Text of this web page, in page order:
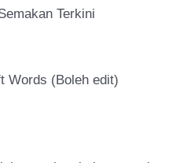
Terkini
Words (Boleh edit)